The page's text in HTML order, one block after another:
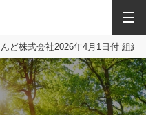
ど株式会社2026年4月1日付 組織